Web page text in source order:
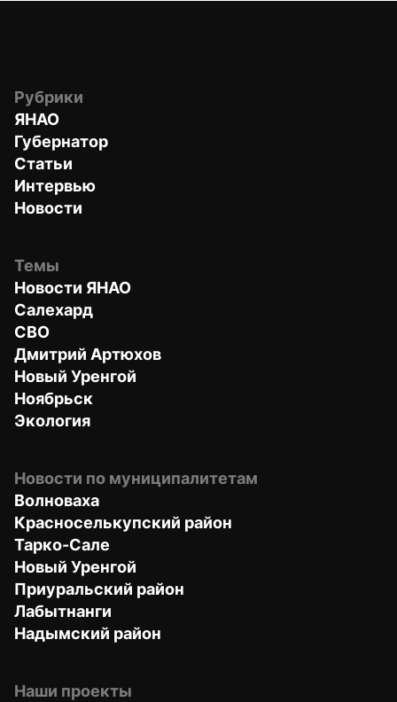
Рубрики
ЯНАО
Губернатор
Статьи
Интервью
Новости
Темы
Новости ЯНАО
Салехард
СВО
Дмитрий Артюхов
Новый Уренгой
Ноябрьск
Экология
Новости по муниципалитетам
Волноваха
Красноселькупский район
Тарко-Сале
Новый Уренгой
Приуральский район
Лабытнанги
Надымский район
Наши проекты